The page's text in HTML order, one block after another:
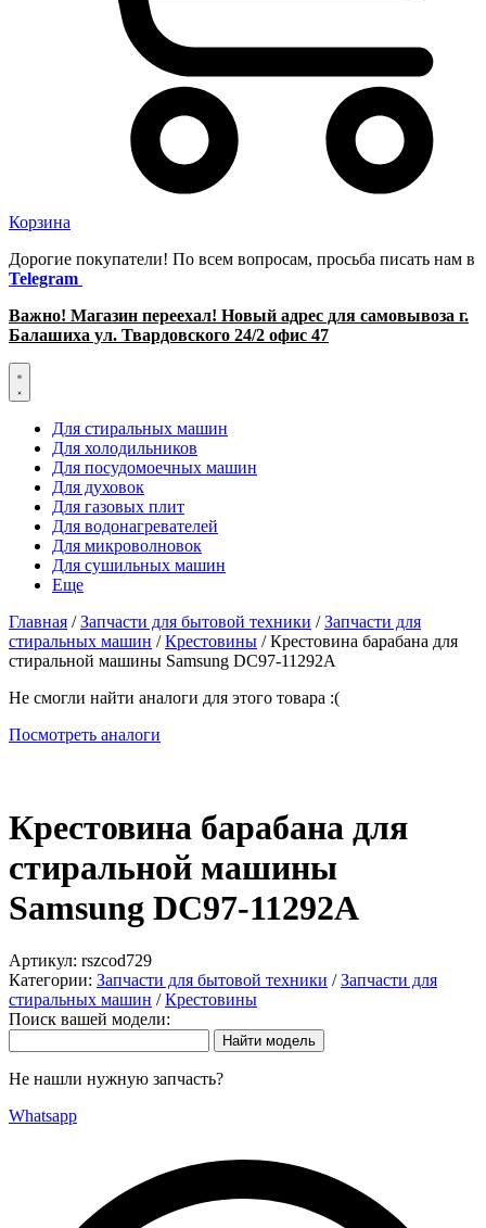
Корзина
Дорогие покупатели! По всем вопросам, просьба писать нам в
Telegram
Важно! Магазин переехал! Новый адрес для самовывоза г.
Балашиха ул. Твардовского 24/2 офис 47
Для стиральных машин
Для холодильников
Для посудомоечных машин
Для духовок
Для газовых плит
Для водонагревателей
Для микроволновок
Для сушильных машин
Еще
Главная /Запчасти для бытовой техники /Запчасти для
стиральных машин /Крестовины / Крестовина барабана для
стиральной машины Samsung DC97-11292A
Не смогли найти аналоги для этого товара :(
Посмотреть аналоги
Крестовина барабана для
стиральной машины
Samsung DC97-11292A
Артикул: rszcod729
Категории: Запчасти для бытовой техники /Запчасти для
стиральных машин /Крестовины
Поиск вашей модели:
Не нашли нужную запчасть?
Whatsapp